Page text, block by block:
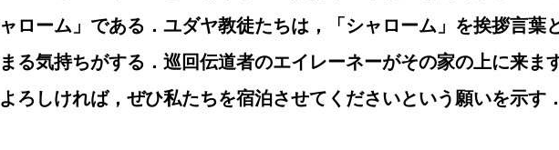
ャローム」である．ユダヤ教徒たちは，「シャローム」を挨拶言葉
まる気持ちがする．巡回伝道者のエイレーネーがその家の上に来ま
よろしければ，ぜひ私たちを宿泊させてくださいという願いを示す